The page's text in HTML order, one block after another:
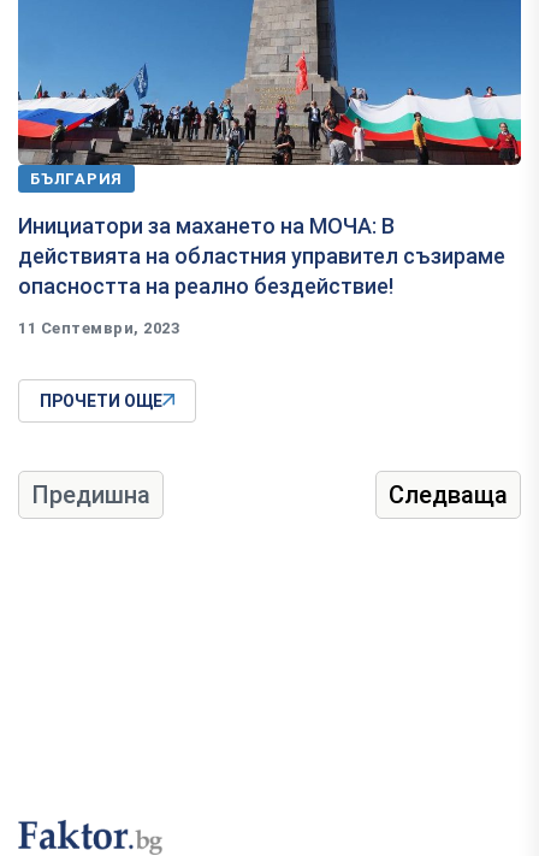
БЪЛГАРИЯ
Инициатори за махането на МОЧА: В
действията на областния управител съзираме
опасността на реално бездействие!
11 Септември, 2023
ПРОЧЕТИ ОЩЕ
Предишна Следваща